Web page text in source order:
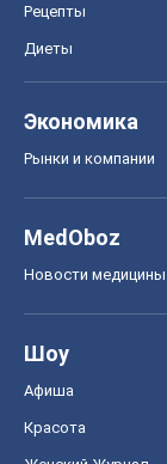
Рецепты
Диеты
Экономика
Рынки и компании
MedOboz
Новости медицины
Шоу
Афиша
Красота